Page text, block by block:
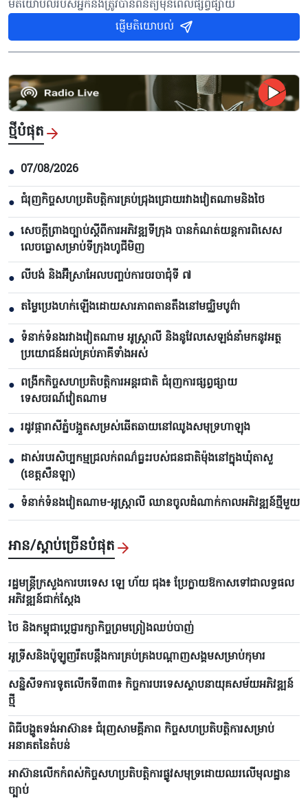
មតិយោបល់របស់អ្នកនឹងត្រូវបានពិនិត្យមុនពេលផ្សព្វផ្សាយ
ផ្ញើមតិយោបល់
ថ្មីបំផុត
● 07/08/2026
● ជំរុញកិច្ចសហប្រតិបត្តិការគ្រប់ជ្រុងជ្រោយរវាងវៀតណាមនិងថៃ
● សេចក្តីព្រាងច្បាប់ស្តីពីការអភិវឌ្ឍទីក្រុង បាន​កំណត់យន្តការពិសេស
លេចធ្លោសម្រាប់ទីក្រុងហូជីមិញ
● លីបង់ និងអ៊ីស្រាអែលបញ្ចប់ការចរចាជុំទី ៧​
● តម្លៃប្រេងហក់ឡើងដោយសារភាពតានតឹងនៅមជ្ឈិមបូព៌ា
● ទំនាក់ទំនងរវាងវៀតណាម អូស្ត្រាលី និងនូវែលសេឡង់នាំមកនូវអត្ថ
ប្រយោជន៍ដល់គ្រប់ភាគីទាំងអស់
● ពង្រីកកិច្ចសហប្រតិបត្តិការអន្តរជាតិ ជំរុញការផ្សព្វផ្សាយ
ទេសចរណ៍វៀតណាម
● រដូវផ្ការាសីភ្នំបង្អួតសម្រស់ឆើតឆាយនៅឈូងសមុទ្រហាឡុង
● ដាស់របរសិប្បកម្មជ្រលក់ពណ៌ធ្លះរបស់ជនជាតិម៉ុងនៅក្នុងឃុំតាសួ
(ខេត្តសឺនឡា)
● ទំនាក់ទំនងវៀតណាម-អូស្ត្រាលី ឈាន​ចូលដំណាក់កាលអភិវឌ្ឍន៍ថ្មីមួយ
អាន/ស្តាប់ច្រើនបំផុត
រដ្ឋមន្ត្រីក្រសួងការបរទេស ឡេ ហ័យ ជុង៖ ប្រែក្លាយឱកាសទៅជាលទ្ធផល
អភិវឌ្ឍន៍ជាក់ស្តែង
ថៃ និងកម្ពុជាប្តេជ្ញារក្សាកិច្ចព្រមព្រៀងឈប់បាញ់
អូទ្រីសនិងប៉ូឡូញរឹតបន្តឹងការគ្រប់គ្រងបណ្តាញសង្គមសម្រាប់កុមារ
សន្និសីទការទូតលើកទី៣៣៖ កិច្ចការបរទេសស្ថាបនាយុគសម័យអភិវឌ្ឍន៍
ថ្មី
ពិធីបង្ហូតទង់អាស៊ាន៖ ជំរុញសាមគ្គីភាព កិច្ចសហប្រតិបត្តិការសម្រាប់
អនាគតនៃតំបន់
អាស៊ានលើកកំពស់កិច្ចសហប្រតិបត្តិការផ្លូវសមុទ្រដោយឈរលើមុលដ្ឋាន
ច្បាប់